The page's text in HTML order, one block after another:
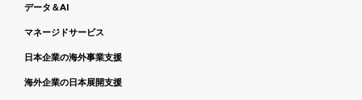
データ＆AI
マネージドサービス
日本企業の海外事業支援
海外企業の日本展開支援